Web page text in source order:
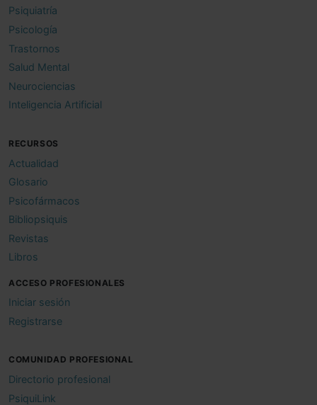
Psiquiatría
Psicología
Trastornos
Salud Mental
Neurociencias
Inteligencia Artificial
RECURSOS
Actualidad
Glosario
Psicofármacos
Bibliopsiquis
Revistas
Libros
ACCESO PROFESIONALES
Iniciar sesión
Registrarse
COMUNIDAD PROFESIONAL
Directorio profesional
PsiquiLink